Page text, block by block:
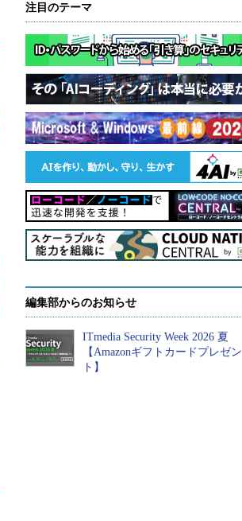
注目のテーマ
編集部からのお知らせ
ITmedia Security Week 2026 夏
【Amazonギフトカードプレゼン
ト】